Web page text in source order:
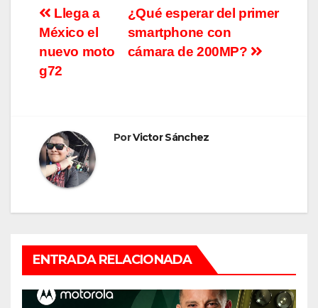
Navegación
de
entradas
¿Qué esperar del primer
smartphone con
cámara de 200MP?
Llega a
México el
nuevo moto
g72
PorVictor Sánchez
ENTRADA RELACIONADA